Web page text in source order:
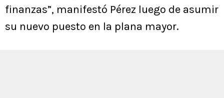
finanzas”, manifestó Pérez luego de asumir
su nuevo puesto en la plana mayor.